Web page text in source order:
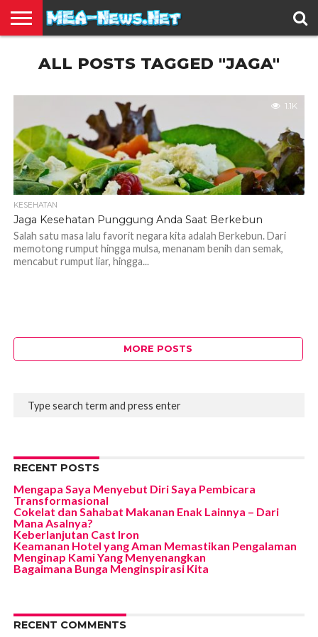
TERBARU
EDUKASI
HIBURAN
INSPIRASI
KESEHATAN
KULINER
OLAH
RAGA
OTOMOTIF
TRAVEL
JUAL
BELI
ALL POSTS TAGGED "JAGA"
1.1K
KESEHATAN
Jaga Kesehatan Punggung Anda Saat Berkebun
Salah satu masa lalu favorit negara kita adalah Berkebun. Dari
memotong rumput hingga mulsa, menanam benih dan semak,
mencabut rumput liar, hingga...
MORE POSTS
RECENT POSTS
Mengapa Saya Menyebut Diri Saya Pembicara
Transformasional
Cokelat dan Sahabat Makanan Enak Lainnya – Dari
Mana Asalnya?
Keberlanjutan Cast Iron
Keamanan Hotel yang Aman Memastikan Pengalaman
Menginap Kami Yang Menyenangkan
Bagaimana Bunga Menginspirasi Kita
RECENT COMMENTS